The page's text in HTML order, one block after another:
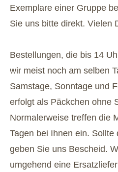
Exemplare einer Gruppe
Sie uns bitte direkt. Vielen
Bestellungen, die bis 14
wir meist noch am selben
Samstage, Sonntage und
erfolgt als Päckchen ohne
Normalerweise treffen die
Tagen bei Ihnen ein. Sollte
geben Sie uns Bescheid.
umgehend eine